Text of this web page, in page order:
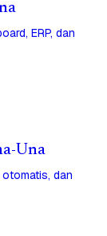
ERP, dan
Una
dan